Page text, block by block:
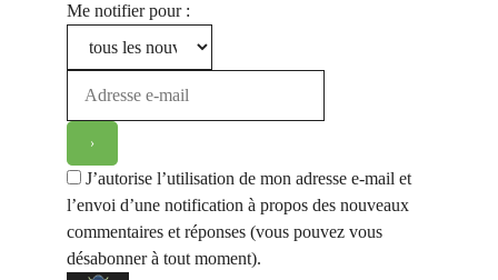
Me notifier pour :
J’autorise l’utilisation de mon adresse e-mail et
l’envoi d’une notification à propos des nouveaux
commentaires et réponses (vous pouvez vous
désabonner à tout moment).